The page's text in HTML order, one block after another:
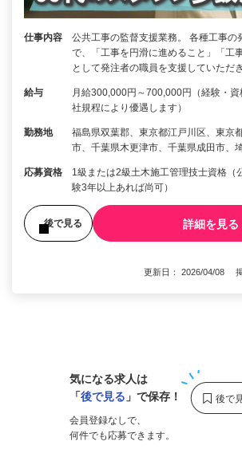
仕事内容
公共工事の監督支援業務。 各種工事の
で、「工事を円滑に進めること」「工
として発注者の職員を支援していただ
給与
月給300,000円～700,000円（経験・
社規程により優遇します）
勤務地
福島県双葉郡、東京都江戸川区、東京
市、千葉県木更津市、千葉県成田市、
応募資格
1級または2級土木施工管理技士資格（
験3年以上あれば尚可）
後で見る 詳細を見る
更新日： 2026/04/08
気になる求人は
「後で見る 」で保存！
会員登録なしで、
何件でも応募できます。